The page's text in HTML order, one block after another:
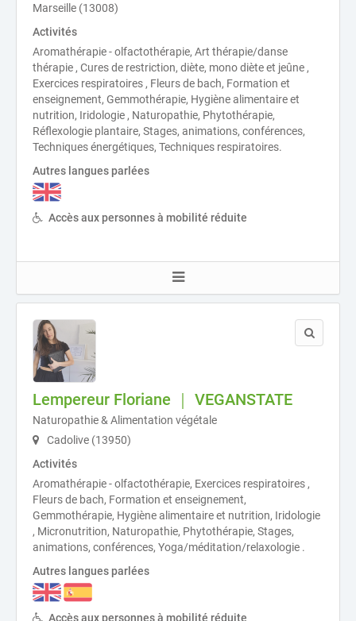
Marseille (13008)
Activités
Aromathérapie - olfactothérapie, Art thérapie/danse
thérapie , Cures de restriction, diète, mono diète et jeûne ,
Exercices respiratoires , Fleurs de bach, Formation et
enseignement, Gemmothérapie, Hygiène alimentaire et
nutrition, Iridologie , Naturopathie, Phytothérapie,
Réflexologie plantaire, Stages, animations, conférences,
Techniques énergétiques, Techniques respiratoires.
Autres langues parlées
Accès aux personnes à mobilité réduite
Lempereur Floriane ｜ VEGANSTATE
Naturopathie & Alimentation végétale
Cadolive (13950)
Activités
Aromathérapie - olfactothérapie, Exercices respiratoires ,
Fleurs de bach, Formation et enseignement,
Gemmothérapie, Hygiène alimentaire et nutrition, Iridologie
, Micronutrition, Naturopathie, Phytothérapie, Stages,
animations, conférences, Yoga/méditation/relaxologie .
Autres langues parlées
Accès aux personnes à mobilité réduite